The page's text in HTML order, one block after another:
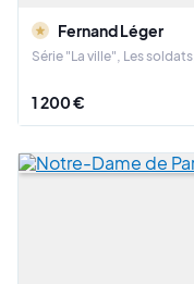
Fernand Léger
Série "La ville", Les soldats
1 200 €